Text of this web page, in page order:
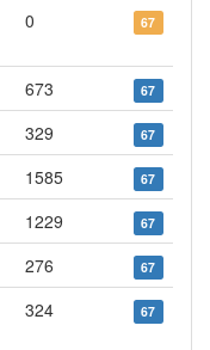
0 67
673 67
329 67
1585 67
1229 67
276 67
324 67